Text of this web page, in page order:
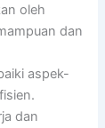
oleh
dan
aspek-
dan